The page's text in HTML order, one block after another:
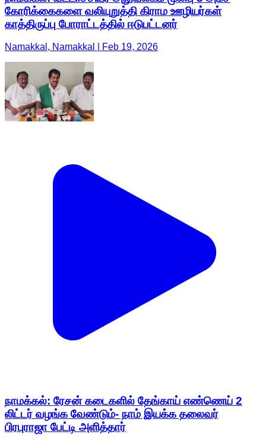
கோரிக்கைகளை வலியுறுத்தி கிராம ஊழியர்கள்
காத்திருப்பு போராட்டத்தில் ஈடுபட்டனர்
Namakkal, Namakkal | Feb 19, 2026
நாமக்கல்: ரேசன் கடைகளில் தேங்காய் எண்ணெய் 2
லிட்டர் வழங்க வேண்டும்- நாம் இயக்க தலைவர்
பிரபுராஜா பேட்டி அளித்தார்